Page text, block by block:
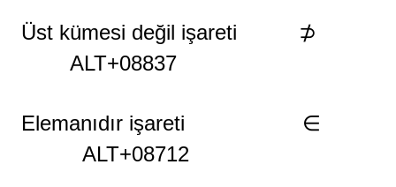
Üst kümesi değil işareti
⊅
ALT+08837
Elemanıdır işareti ∈
ALT+08712